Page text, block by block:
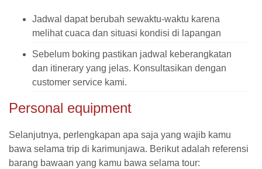
Jadwal dapat berubah sewaktu-waktu karena
melihat cuaca dan situasi kondisi di lapangan
Sebelum boking pastikan jadwal keberangkatan
dan itinerary yang jelas. Konsultasikan dengan
customer service kami.
Personal equipment
Selanjutnya, perlengkapan apa saja yang wajib kamu
bawa selama trip di karimunjawa. Berikut adalah referensi
barang bawaan yang kamu bawa selama tour: